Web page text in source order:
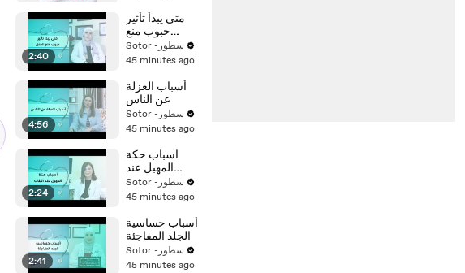
2:40
متى يبدأ تأثير
حبوب منع
الحمل Sotor -سطور
45 minutes ago
4:56
أسباب العزلة
عن الناس
Sotor -سطور
45 minutes ago
2:24
أسباب حكة
المهبل عند
البنات
Sotor -سطور
45 minutes ago
2:41
أسباب حساسية
الجلد المفاجئة
Sotor -سطور
45 minutes ago